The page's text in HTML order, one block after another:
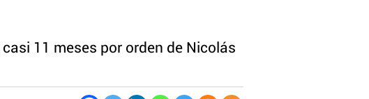
11 meses por orden de Nicolás